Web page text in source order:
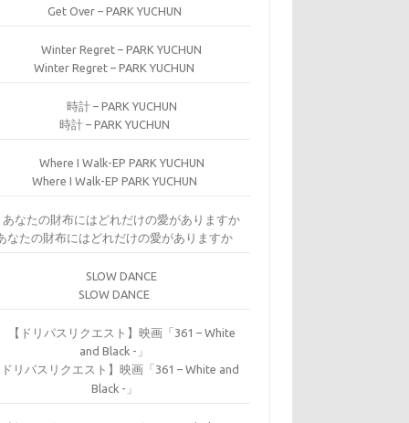
Get Over – PARK YUCHUN
Winter Regret – PARK YUCHUN
時計 – PARK YUCHUN
Where I Walk-EP PARK YUCHUN
なたの財布にはどれだけの愛がありますか
SLOW DANCE
リパスリクエスト】映画「361 – White and
Black -」